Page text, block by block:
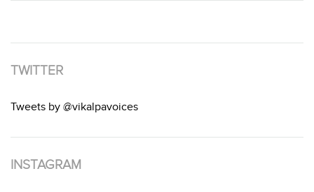
TWITTER
Tweets by @vikalpavoices
INSTAGRAM